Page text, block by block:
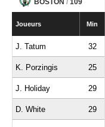
BOSTON / 109
Joueurs Min
J. Tatum 32
K. Porzingis 25
J. Holiday 29
D. White 29